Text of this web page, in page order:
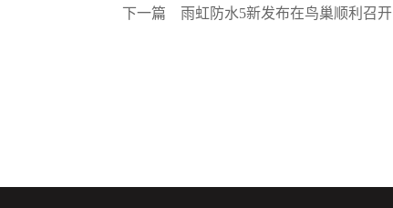
下一篇 雨虹防水5新发布在鸟巢顺利召开